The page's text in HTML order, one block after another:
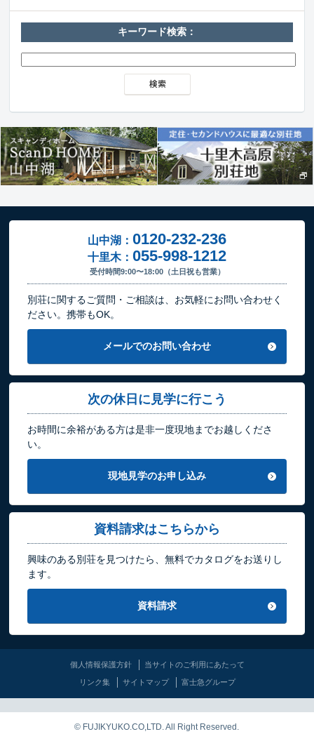
キーワード検索：
山中湖： 0120-232-236
十里木： 055-998-1212
受付時間9:00〜18:00（土日祝も営業）
別荘に関するご質問・ご相談は、お気軽にお問い合わせく
ださい。携帯もOK。
メールでのお問い合わせ
次の休日に見学に行こう
お時間に余裕がある方は是非一度現地までお越しくださ
い。
現地見学のお申し込み
資料請求はこちらから
興味のある別荘を見つけたら、無料でカタログをお送りし
ます。
資料請求
個人情報保護方針 当サイトのご利用にあたって
リンク集 サイトマップ 富士急グループ
© FUJIKYUKO.CO,LTD. All Right Reserved.